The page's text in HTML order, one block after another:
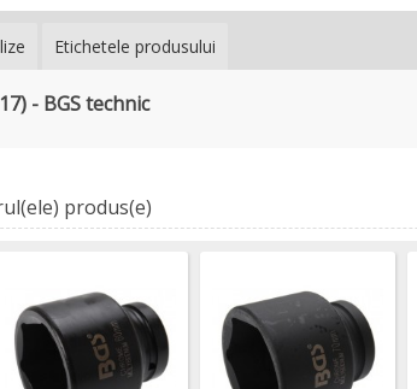
Etichetele produsului
- BGS technic
produs(e)